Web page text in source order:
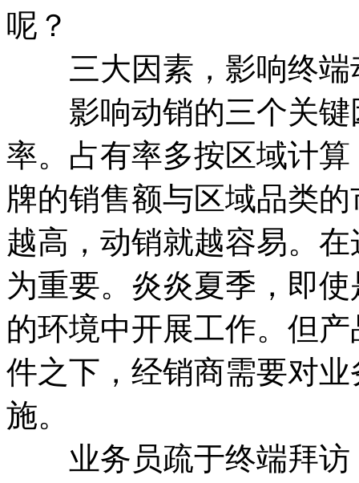
呢？
三大因素，影响终端
影响动销的三个关键
率。占有率多按区域计
牌的销售额与区域品类
越高，动销就越容易。
为重要。炎炎夏季，即
的环境中开展工作。但
件之下，经销商需要对
施。
业务员疏于终端拜访